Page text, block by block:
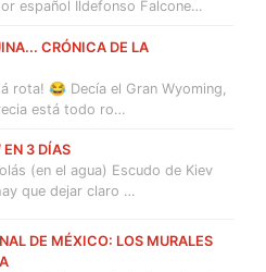
español Ildefonso Falcone…
CRÓNICA DE LA
rota! 😂 Decía el Gran Wyoming,
está todo ro…
3 DÍAS
(en el agua) Escudo de Kiev
que dejar claro …
DE MÉXICO: LOS MURALES